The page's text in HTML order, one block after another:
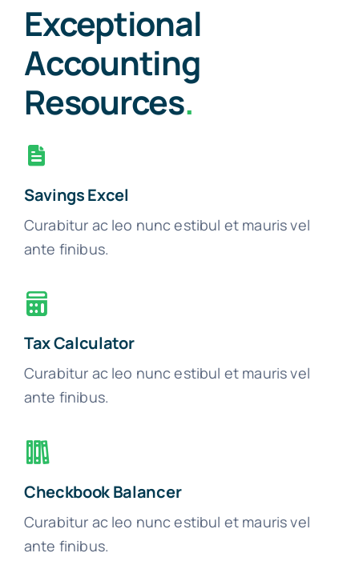
Exceptional
Accounting
Resources.
Savings Excel
Curabitur ac leo nunc estibul et mauris vel
ante finibus.
Tax Calculator
Curabitur ac leo nunc estibul et mauris vel
ante finibus.
Checkbook Balancer
Curabitur ac leo nunc estibul et mauris vel
ante finibus.